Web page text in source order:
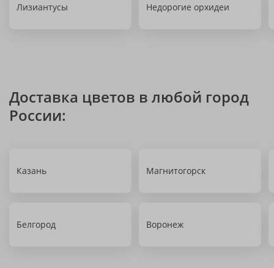
Лизиантусы Недорогие орхидеи
Доставка цветов в любой город
России:
Казань Магнитогорск
Белгород Воронеж